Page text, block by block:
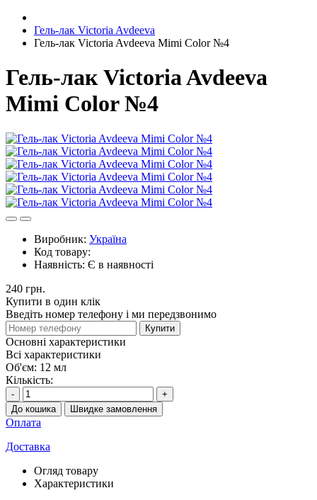
Гель-лак Victoria Avdeeva
Гель-лак Victoria Avdeeva Mimi Color №4
Гель-лак Victoria Avdeeva
Mimi Color №4
Виробник: Україна
Код товару:
Наявність: Є в наявності
240 грн.
Купити в один клік
Введіть номер телефону і ми передзвонимо
Купити
Основні характеристики
Всі характеристики
Об'єм: 12 мл
Кількість:
-
+
До кошика
Швидке замовлення
Оплата
Доставка
Огляд товару
Характеристики